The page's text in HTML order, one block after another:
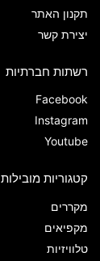
תקנון האתר
יצירת קשר
רשתות חברתיות
Facebook
Instagram
Youtube
קטגוריות מובילות
מקררים
מקפיאים
טלוויזיות